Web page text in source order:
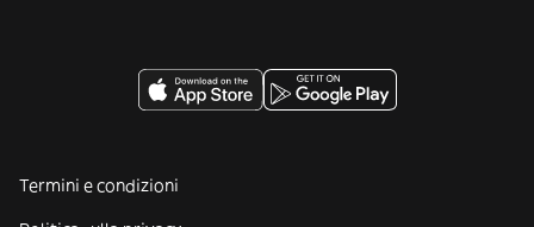
Termini e condizioni